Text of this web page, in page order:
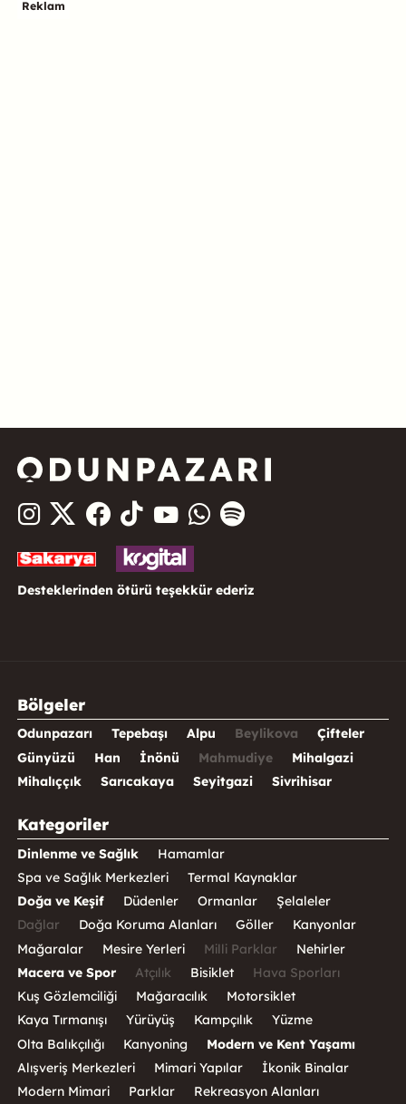
Reklam
Desteklerinden ötürü teşekkür ederiz
Bölgeler
Odunpazarı Tepebaşı Alpu Beylikova
Çifteler
Günyüzü
Han İnönü Mahmudiye
Mihalgazi
Mihalıççık
Sarıcakaya Seyitgazi Sivrihisar
Kategoriler
Dinlenme ve Sağlık
Hamamlar
Spa ve Sağlık Merkezleri
Termal Kaynaklar
Doğa ve Keşif
Düdenler Ormanlar
Şelaleler
Dağlar
Doğa Koruma Alanları Göller
Kanyonlar
Mağaralar
Mesire Yerleri Milli Parklar
Nehirler
Macera ve Spor
Atçılık Bisiklet
Hava Sporları
Kuş Gözlemciliği
Mağaracılık
Motorsiklet
Kaya Tırmanışı
Yürüyüş Kampçılık
Yüzme
Olta Balıkçılığı
Kanyoning
Modern ve Kent Yaşamı
Alışveriş Merkezleri
Mimari Yapılar
İkonik Binalar
Modern Mimari
Parklar
Rekreasyon Alanları